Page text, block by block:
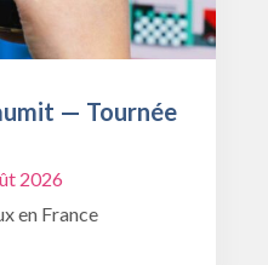
— Tournée
2026
en France